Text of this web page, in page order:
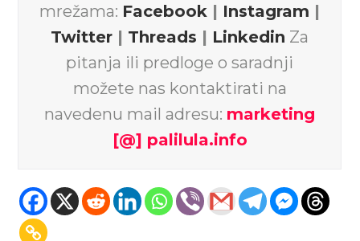
mrežama: Facebook | Instagram |
Twitter | Threads | Linkedin Za
pitanja ili predloge o saradnji
možete nas kontaktirati na
navedenu mail adresu: marketing
[@] palilula.info